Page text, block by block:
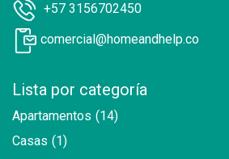
+57 3156702450
comercial@homeandhelp.co
Lista por categoría
Apartamentos (14)
Casas (1)